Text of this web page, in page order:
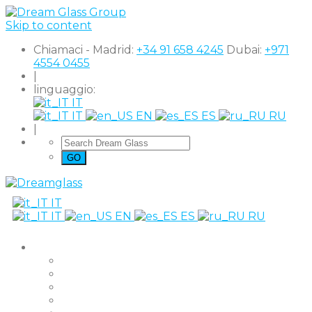
Skip to content
Chiamaci - Madrid: +34 91 658 4245 Dubai: +971
4554 0455
linguaggio:
IT
IT
EN ES
RU
IT
IT
EN ES RU